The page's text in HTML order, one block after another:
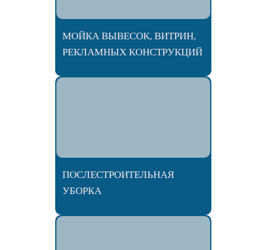
МОЙКА ВЫВЕСОК, ВИТРИН,
РЕКЛАМНЫХ КОНСТРУКЦИЙ
ПОСЛЕСТРОИТЕЛЬНАЯ
УБОРКА